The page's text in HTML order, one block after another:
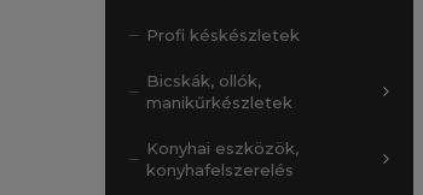
Profi késkészletek
Bicskák, ollók,
manikűrkészletek
Konyhai eszközök,
konyhafelszerelés